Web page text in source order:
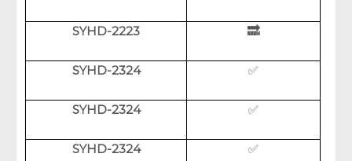
SYHD-2223 🔜
SYHD-2324 ✅
SYHD-2324 ✅
SYHD-2324 ✅